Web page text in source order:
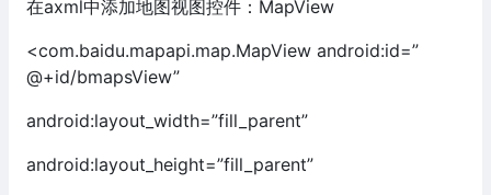
在axml中添加地图视图控件：MapView
<com.baidu.mapapi.map.MapView android:id=”
@+id/bmapsView”
android:layout_width=”fill_parent”
android:layout_height=”fill_parent”